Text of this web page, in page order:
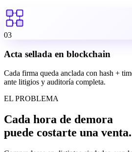
03
Acta sellada en blockchain
Cada firma queda anclada con hash +
ante litigios y auditoría completa.
EL PROBLEMA
Cada hora de demora
puede costarte una venta.